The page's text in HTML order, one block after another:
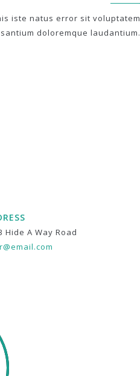
iste natus error sit voluptatem
doloremque laudantium.
Hide A Way Road